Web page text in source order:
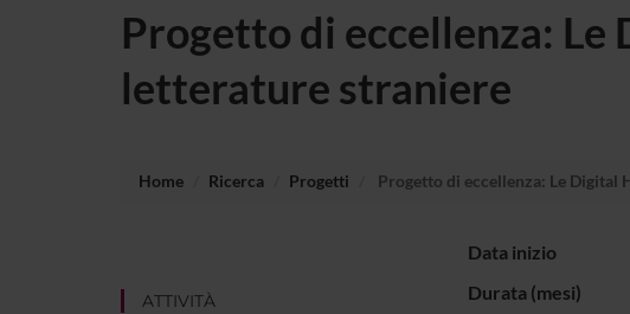
Progetto di eccellenza:
letterature straniere
Home Ricerca Progetti Progetto di eccellenza: Le Digital
ATTIVITÀ
Data inizio
Durata (mesi)